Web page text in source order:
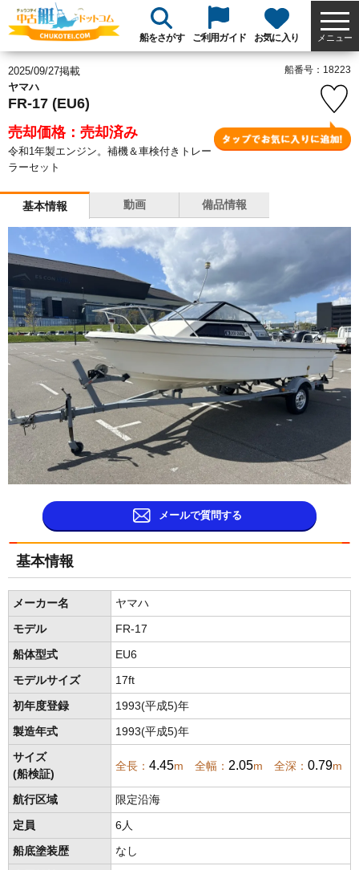
船をさがす ご利用ガイド お気に入り メニュー
2025/09/27掲載
ヤマハ
FR-17 (EU6)
売却価格：売却済み
令和1年製エンジン。補機＆車検付きトレー
ラーセット
船番号：18223
基本情報 動画 備品情報
メールで質問する
基本情報
メーカー名 ヤマハ
モデル FR-17
船体型式 EU6
モデルサイズ 17ft
初年度登録 1993(平成5)年
製造年式 1993(平成5)年
サイズ
(船検証)
全長： 4.45m 全幅： 2.05m 全深： 0.79m
航行区域 限定沿海
定員 6人
船底塗装歴 なし